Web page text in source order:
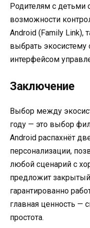
Родителям с детьми
возможности
Android (Family Link),
выбрать
интерфейсом
Заключение
Выбор между
году — это выбор
Android распахнёт
персонализации,
любой сценарий с
предложит
гарантированно
главная ценность —
простота.